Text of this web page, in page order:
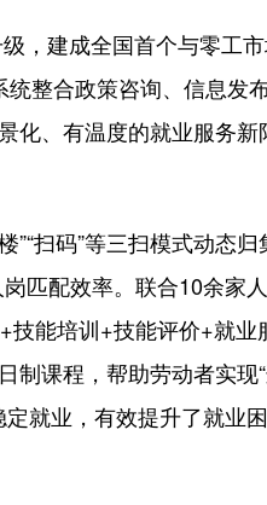
，建成全国首个与零工
统整合政策咨询、信息发
化、有温度的就业服务
扫码”等三扫模式动态
匹配效率。联合10余家
能培训+技能评价+就业
制课程，帮助劳动者实现
就业，有效提升了就业